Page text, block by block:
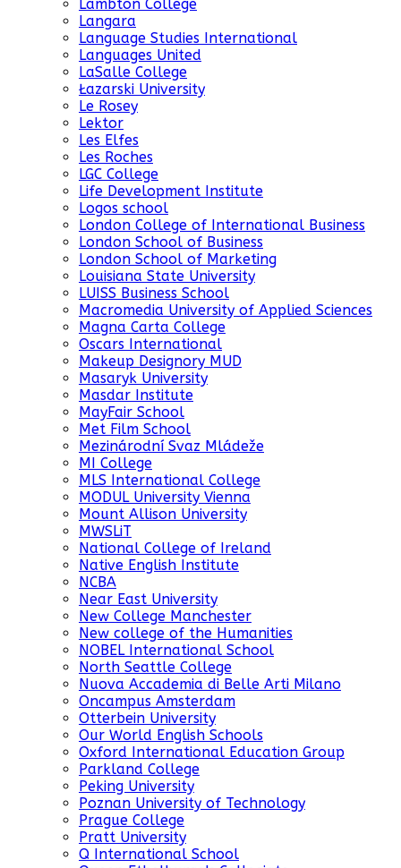
Lambton College
Langara
Language Studies International
Languages United
LaSalle College
Łazarski University
Le Rosey
Lektor
Les Elfes
Les Roches
LGC College
Life Development Institute
Logos school
London College of International Business
London School of Business
London School of Marketing
Louisiana State University
LUISS Business School
Macromedia University of Applied Sciences
Magna Carta College
Oscars International
Makeup Designory MUD
Masaryk University
Masdar Institute
MayFair School
Met Film School
Mezinárodní Svaz Mládeže
MI College
MLS International College
MODUL University Vienna
Mount Allison University
MWSLiT
National College of Ireland
Native English Institute
NCBA
Near East University
New College Manchester
New college of the Humanities
NOBEL International School
North Seattle College
Nuova Accademia di Belle Arti Milano
Oncampus Amsterdam
Otterbein University
Our World English Schools
Oxford International Education Group
Parkland College
Peking University
Poznan University of Technology
Prague College
Pratt University
Q International School